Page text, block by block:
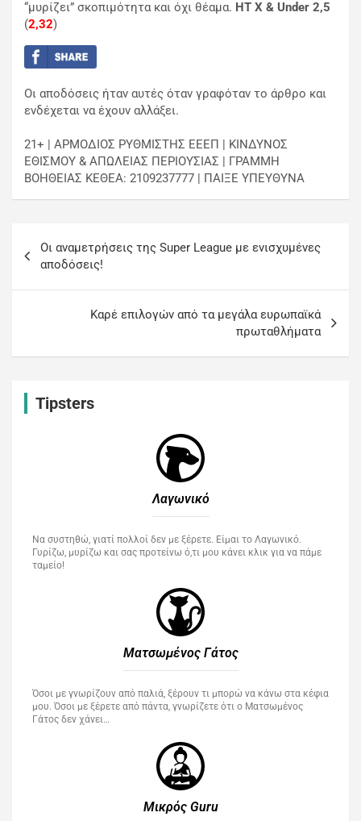
“μυρίζει” σκοπιμότητα και όχι θέαμα. ΗΤ Χ & Under 2,5
(2,32)
Οι αποδόσεις ήταν αυτές όταν γραφόταν το άρθρο και
ενδέχεται να έχουν αλλάξει.
21+ | ΑΡΜΟΔΙΟΣ ΡΥΘΜΙΣΤΗΣ ΕΕΕΠ | ΚΙΝΔΥΝΟΣ
ΕΘΙΣΜΟΥ & ΑΠΩΛΕΙΑΣ ΠΕΡΙΟΥΣΙΑΣ | ΓΡΑΜΜΗ
ΒΟΗΘΕΙΑΣ ΚΕΘΕΑ: 2109237777 | ΠΑΙΞΕ ΥΠΕΥΘΥΝΑ
Oι αναμετρήσεις της Super League με ενισχυμένες
αποδόσεις!
Kαρέ επιλογών από τα μεγάλα ευρωπαϊκά
πρωταθλήματα
Tipsters
Λαγωνικό
Να συστηθώ, γιατί πολλοί δεν με ξέρετε. Είμαι το Λαγωνικό.
Γυρίζω, μυρίζω και σας προτείνω ό,τι μου κάνει κλικ για να πάμε
ταμείο!
Ματσωμένος Γάτος​
Όσοι με γνωρίζουν από παλιά, ξέρουν τι μπορώ να κάνω στα κέφια
μου. Όσοι με ξέρετε από πάντα, γνωρίζετε ότι ο Ματσωμένος
Γάτος δεν χάνει…
Μικρός Guru​